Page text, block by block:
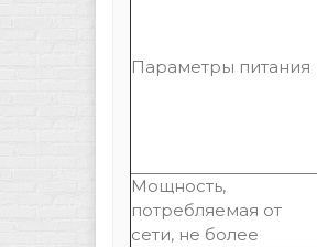
Параметры питания
Мощность,
потребляемая от
сети, не более